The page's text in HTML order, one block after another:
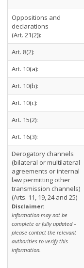
Oppositions and
declarations
(Art. 21(2)):
Art. 8(2):
Art. 10(a):
Art. 10(b):
Art. 10(c):
Art. 15(2):
Art. 16(3):
Derogatory channels
(bilateral or multilateral
agreements or internal
law permitting other
transmission channels)
(Arts. 11, 19, 24 and 25)
Disclaimer:
Information may not be
complete or fully updated –
please contact the relevant
authorities to verify this
information.